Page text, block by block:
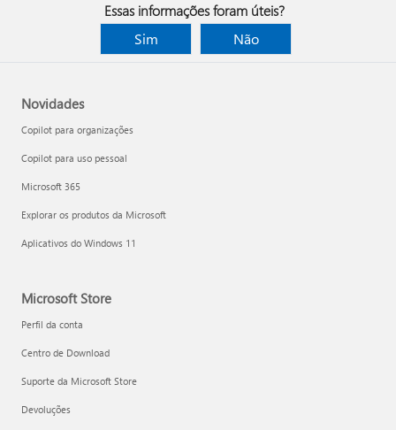
Essas informações foram úteis?
Sim
Não
Novidades
Copilot para organizações
Copilot para uso pessoal
Microsoft 365
Explorar os produtos da Microsoft
Aplicativos do Windows 11
Microsoft Store
Perfil da conta
Centro de Download
Suporte da Microsoft Store
Devoluções